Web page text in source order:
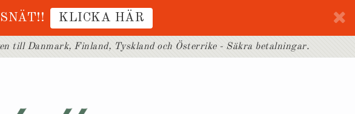
KLICKA HÄR
till Danmark, Finland, Tyskland och Österrike - Säkra betalningar.